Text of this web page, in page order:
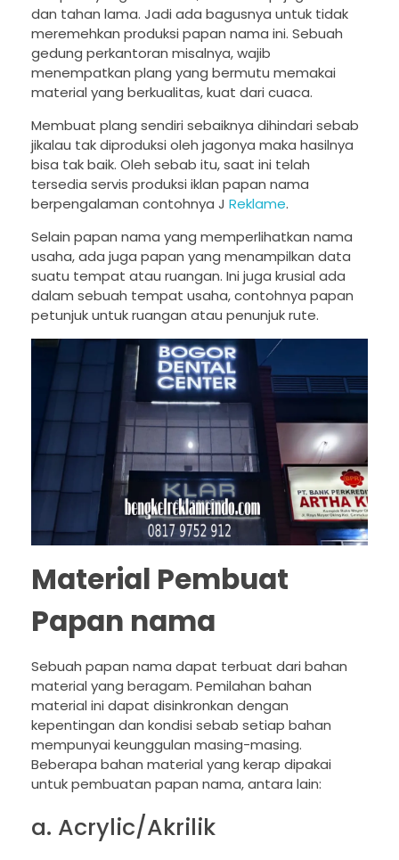
dan tahan lama. Jadi ada bagusnya untuk tidak
meremehkan produksi papan nama ini. Sebuah
gedung perkantoran misalnya, wajib
menempatkan plang yang bermutu memakai
material yang berkualitas, kuat dari cuaca.
Membuat plang sendiri sebaiknya dihindari sebab
jikalau tak diproduksi oleh jagonya maka hasilnya
bisa tak baik. Oleh sebab itu, saat ini telah
tersedia servis produksi iklan papan nama
berpengalaman contohnya J Reklame.
Selain papan nama yang memperlihatkan nama
usaha, ada juga papan yang menampilkan data
suatu tempat atau ruangan. Ini juga krusial ada
dalam sebuah tempat usaha, contohnya papan
petunjuk untuk ruangan atau penunjuk rute.
Material Pembuat
Papan nama
Sebuah papan nama dapat terbuat dari bahan
material yang beragam. Pemilahan bahan
material ini dapat disinkronkan dengan
kepentingan dan kondisi sebab setiap bahan
mempunyai keunggulan masing-masing.
Beberapa bahan material yang kerap dipakai
untuk pembuatan papan nama, antara lain:
a. Acrylic/Akrilik